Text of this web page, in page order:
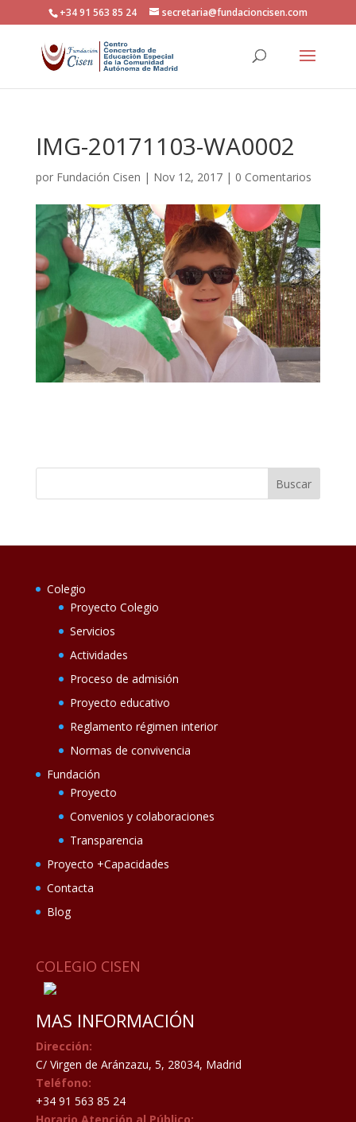
+34 91 563 85 24 secretaria@fundacioncisen.com
IMG-20171103-WA0002
por Fundación Cisen | Nov 12, 2017| 0 Comentarios
Colegio
Proyecto Colegio
Servicios
Actividades
Proceso de admisión
Proyecto educativo
Reglamento régimen interior
Normas de convivencia
Fundación
Proyecto
Convenios y colaboraciones
Transparencia
Proyecto +Capacidades
Contacta
Blog
COLEGIO CISEN
MAS INFORMACIÓN
Dirección:
C/ Virgen de Aránzazu, 5, 28034, Madrid
Teléfono:
+34 91 563 85 24